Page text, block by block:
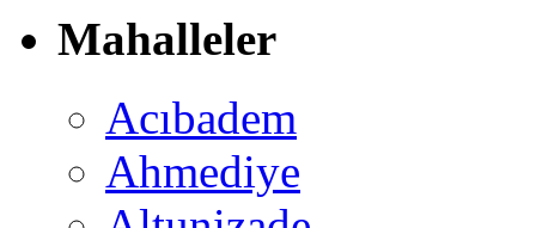
Mahalleler
Acıbadem
Ahmediye